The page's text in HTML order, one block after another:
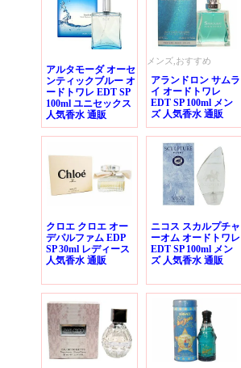
アルタモーダ オーセ
ンティックブルー オ
ードトワレ EDT SP
100ml ユニセックス
人気香水 通販
メンズ,おすすめ
アランドロン サムラ
イ オードトワレ
EDT SP 100ml メン
ズ 人気香水 通販
クロエ クロエ オー
デパルファム EDP
SP 30ml レディース
人気香水 通販
ニコス スカルプチャ
ーオム オードトワレ
EDT SP 100ml メン
ズ 人気香水 通販